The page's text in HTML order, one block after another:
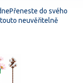
do svého
neuvěřitelně